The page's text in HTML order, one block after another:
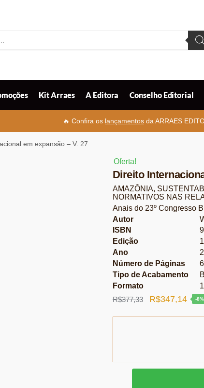
Kit Arraes A Editora Conselho Editorial
🔥 Confira os lançamentos da ARRAES
em expansão – V. 27
Oferta!
Direito
AMAZÔNIA,
NORMATIVOS NAS
Anais do 23º Congresso
Autor
ISBN
Edição
Ano
Número de Páginas
Tipo de Acabamento
Formato
R$377,33
O
R$347,14O
-8%